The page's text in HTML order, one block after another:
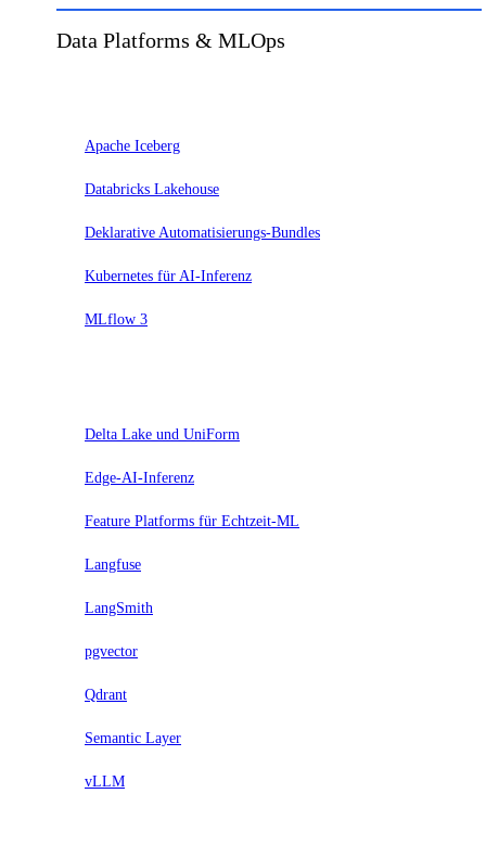
Data Platforms & MLOps
Apache Iceberg
Databricks Lakehouse
Deklarative Automatisierungs-Bundles
Kubernetes für AI-Inferenz
MLflow 3
Delta Lake und UniForm
Edge-AI-Inferenz
Feature Platforms für Echtzeit-ML
Langfuse
LangSmith
pgvector
Qdrant
Semantic Layer
vLLM